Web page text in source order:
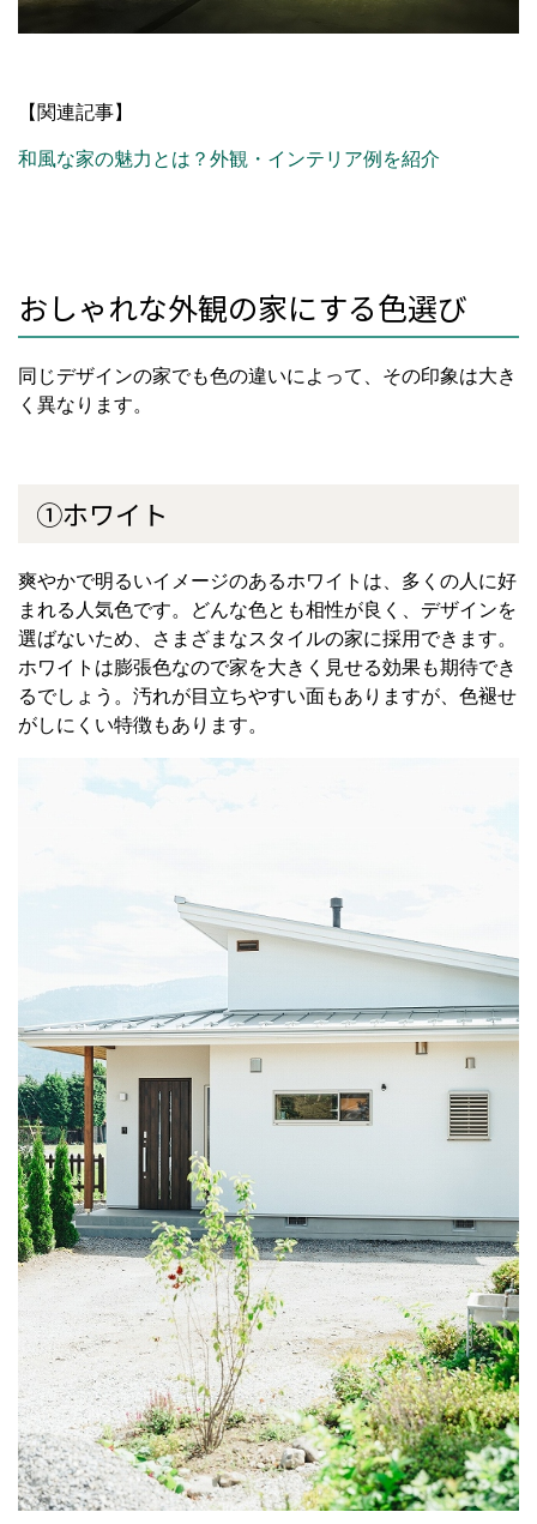
【関連記事】
和風な家の魅力とは？外観・インテリア例を紹介
おしゃれな外観の家にする色選び
同じデザインの家でも色の違いによって、その印象は大き
く異なります。
①ホワイト
爽やかで明るいイメージのあるホワイトは、多くの人に好
まれる人気色です。どんな色とも相性が良く、デザインを
選ばないため、さまざまなスタイルの家に採用できます。
ホワイトは膨張色なので家を大きく見せる効果も期待でき
るでしょう。汚れが目立ちやすい面もありますが、色褪せ
がしにくい特徴もあります。